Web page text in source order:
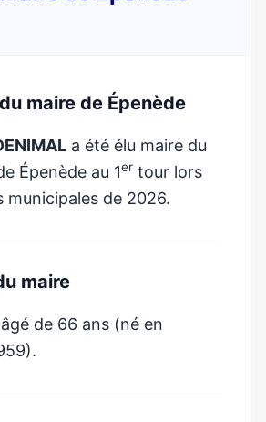
maire de Épenède
a été élu maire du
Épenède au 1er tour lors
municipales de 2026.
maire
de 66 ans (né en